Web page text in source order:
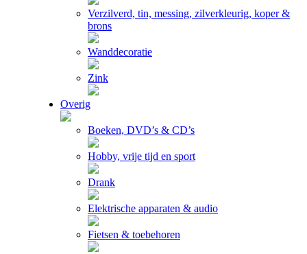
Verzilverd, tin, messing, zilverkleurig, koper &
brons
Wanddecoratie
Zink
Overig
Boeken, DVD’s & CD’s
Hobby, vrije tijd en sport
Drank
Elektrische apparaten & audio
Fietsen & toebehoren